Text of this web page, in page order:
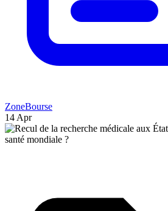
ZoneBourse
14 Apr